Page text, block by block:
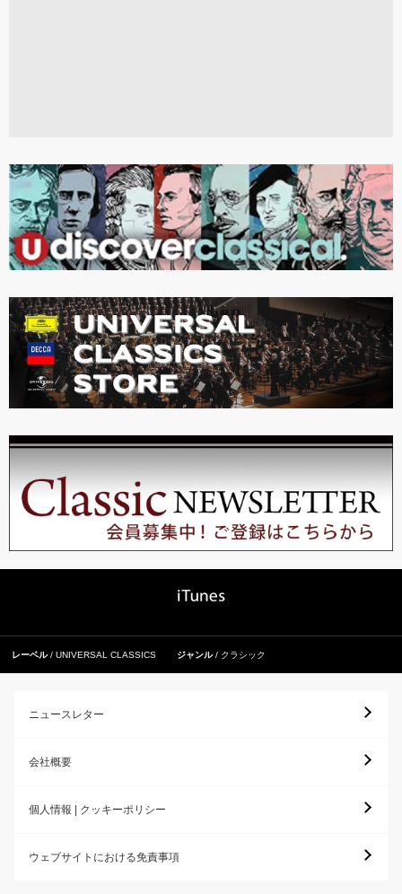
レーベル UNIVERSAL CLASSICS ジャンル クラシック
ニュースレター
会社概要
個人情報 | クッキーポリシー
ウェブサイトにおける免責事項